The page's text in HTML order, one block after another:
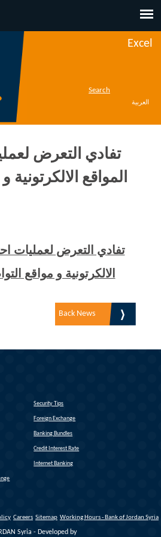
Excel
Search
العربية
تفادي التعرض
المواقع الالكرتونية
تفادي التعرض لعمليات
الالكرتونية و مواقع
Back News
Security Tips
Foreign Exchange
Banking Bundles
Credit Interest Rate
Internet Banking
Careers Sitemap Working Hours - Bank of Jordan Syria
Syria - Developed by